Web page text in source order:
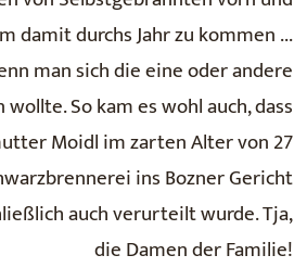
damit durchs Jahr zu kommen ...
man sich die eine oder andere
So kam es wohl auch, dass
Moidl im zarten Alter von 27
ins Bozner Gericht
auch verurteilt wurde. Tja,
die Damen der Familie!